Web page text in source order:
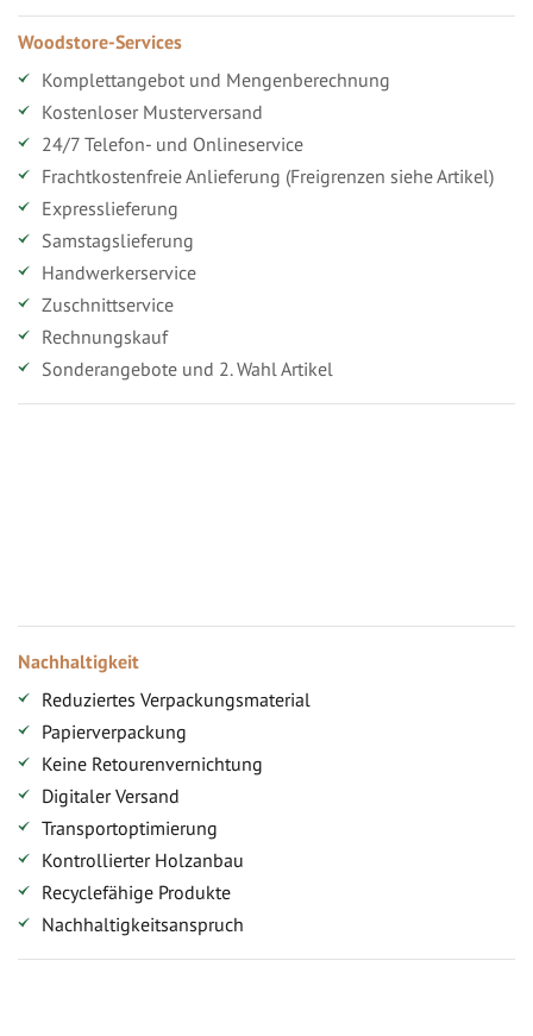
Woodstore-Services
Komplettangebot und Mengenberechnung
Kostenloser Musterversand
24/7 Telefon- und Onlineservice
Frachtkostenfreie Anlieferung (Freigrenzen siehe Artikel)
Expresslieferung
Samstagslieferung
Handwerkerservice
Zuschnittservice
Rechnungskauf
Sonderangebote und 2. Wahl Artikel
Nachhaltigkeit
Reduziertes Verpackungsmaterial
Papierverpackung
Keine Retourenvernichtung
Digitaler Versand
Transportoptimierung
Kontrollierter Holzanbau
Recyclefähige Produkte
Nachhaltigkeitsanspruch